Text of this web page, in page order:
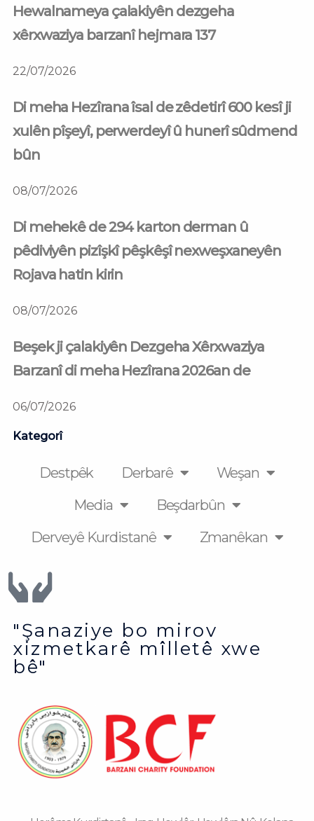
Hewalnameya çalakiyên dezgeha
xêrxwaziya barzanî hejmara 137
22/07/2026
Di meha Hezîrana îsal de zêdetirî 600 kesî ji
xulên pîşeyî, perwerdeyî û hunerî sûdmend
bûn
08/07/2026
Di mehekê de 294 karton derman û
pêdiviyên pizîşkî pêşkêşî nexweşxaneyên
Rojava hatin kirin
08/07/2026
Beşek ji çalakiyên Dezgeha Xêrxwaziya
Barzanî di meha Hezîrana 2026an de
06/07/2026
Kategorî
Destpêk Derbarê
Weşan
Media
Beşdarbûn
Derveyê Kurdistanê
Zmanêkan
"Şanaziye bo mirov
xizmetkarê mîlletê xwe
bê"